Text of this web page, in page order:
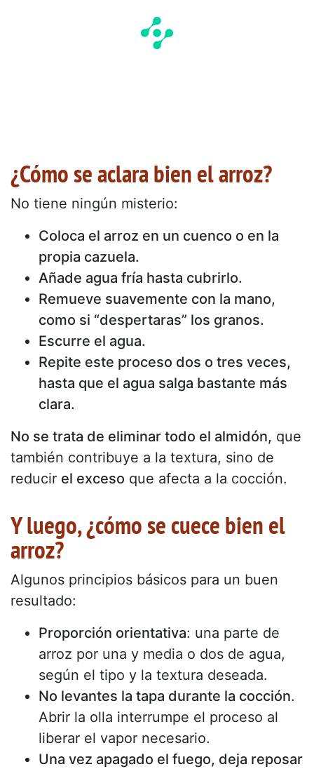
¿Cómo se aclara bien el arroz?
No tiene ningún misterio:
Coloca el arroz en un cuenco o en la
propia cazuela.
Añade agua fría hasta cubrirlo.
Remueve suavemente con la mano,
como si “despertaras” los granos.
Escurre el agua.
Repite este proceso dos o tres veces,
hasta que el agua salga bastante más
clara.
No se trata de eliminar todo el almidón, que
también contribuye a la textura, sino de
reducir el exceso que afecta a la cocción.
Y luego, ¿cómo se cuece bien el
arroz?
Algunos principios básicos para un buen
resultado:
Proporción orientativa: una parte de
arroz por una y media o dos de agua,
según el tipo y la textura deseada.
No levantes la tapa durante la cocción.
Abrir la olla interrumpe el proceso al
liberar el vapor necesario.
Una vez apagado el fuego, deja reposar